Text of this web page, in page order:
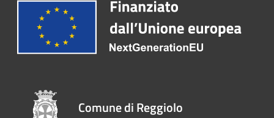
Comune di Reggiolo